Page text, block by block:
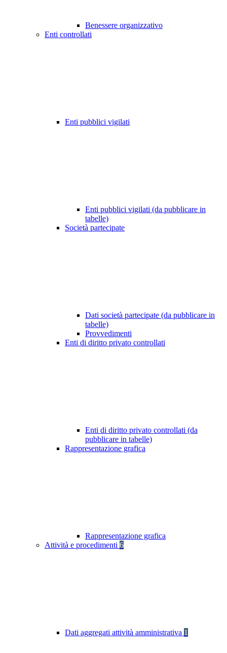
Benessere organizzativo
Enti controllati
Enti pubblici vigilati
Enti pubblici vigilati (da pubblicare in
tabelle)
Società partecipate
Dati società partecipate (da pubblicare in
tabelle)
Provvedimenti
Enti di diritto privato controllati
Enti di diritto privato controllati (da
pubblicare in tabelle)
Rappresentazione grafica
Rappresentazione grafica
Attività e procedimenti 6
Dati aggregati attività amministrativa 1